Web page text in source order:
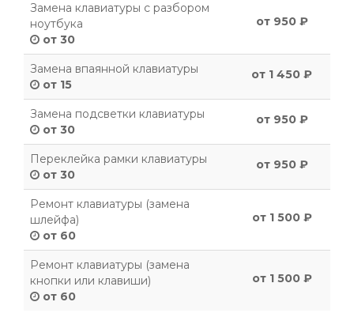
Замена клавиатуры с разбором
ноутбука
от 30
от 950 ₽
Замена впаянной клавиатуры
от 15
от 1 450 ₽
Замена подсветки клавиатуры
от 30
от 950 ₽
Переклейка рамки клавиатуры
от 30
от 950 ₽
Ремонт клавиатуры (замена
шлейфа)
от 60
от 1 500 ₽
Ремонт клавиатуры (замена
кнопки или клавиши)
от 60
от 1 500 ₽